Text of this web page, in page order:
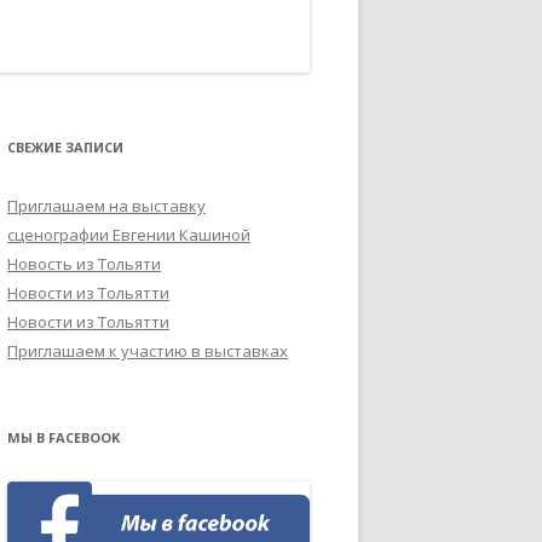
СВЕЖИЕ ЗАПИСИ
Приглашаем на выставку
сценографии Евгении Кашиной
Новость из Тольяти
Новости из Тольятти
Новости из Тольятти
Приглашаем к участию в выставках
МЫ В FACEBOOK